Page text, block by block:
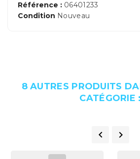
Référence : 06401233
Condition Nouveau
8 AUTRES PRODUITS
CATÉGORIE :
 